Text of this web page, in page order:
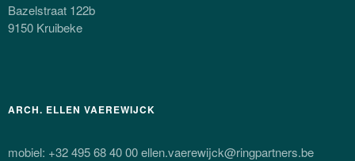
Bazelstraat 122b
9150 Kruibeke
ARCH. ELLEN VAEREWIJCK
mobiel: +32 495 68 40 00 ellen.vaerewijck@ringpartners.be